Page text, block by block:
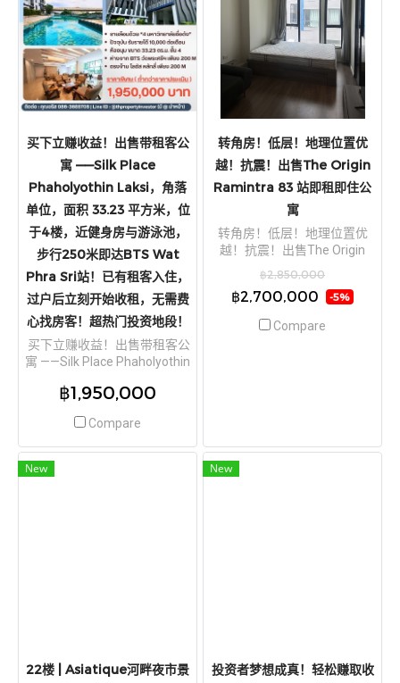
买下立赚收益！出售带租客公
寓 ——Silk Place
Phaholyothin Laksi，角落
单位，面积 33.23 平方米，位
于4楼，近健身房与游泳池，
步行250米即达BTS Wat
Phra Sri站！已有租客入住，
过户后立刻开始收租，无需费
心找房客！超热门投资地段！
买下立赚收益！出售带租客公
寓 ——Silk Place Phaholyothin
平方米，位于4楼，近健身房
BTS Wat Phra Sri站！已有租
客入住，过户后立刻开始收
租，无需费心找房客！超热门
฿1,950,000
Compare
转角房！低层！地理位置优
越！抗震！出售The Origin
Ramintra 83 站即租即住公
寓
转角房！低层！地理位置优
越！抗震！出售The Origin
฿2,850,000
฿2,700,000 -5%
Compare
New
22楼 | Asiatique河畔夜市景
New
投资者梦想成真！轻松赚取收